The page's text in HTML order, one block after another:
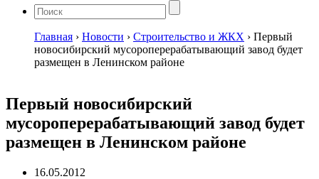
Главная › Новости › Строительство и ЖКХ › Первый
новосибирский мусороперерабатывающий завод будет
размещен в Ленинском районе
Первый новосибирский
мусороперерабатывающий завод будет
размещен в Ленинском районе
16.05.2012